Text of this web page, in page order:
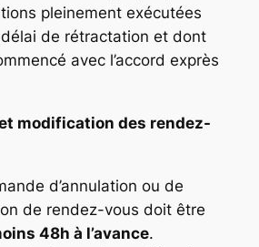
pleinement exécutées
de rétractation et dont
avec l’accord exprès
modification des rendez-
d’annulation ou de
de rendez-vous doit être
48h à l’avance.